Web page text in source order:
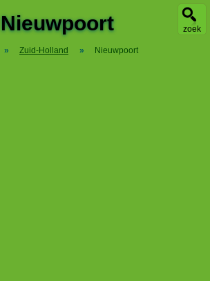
zoek
Nieuwpoort
» Zuid-Holland » Nieuwpoort